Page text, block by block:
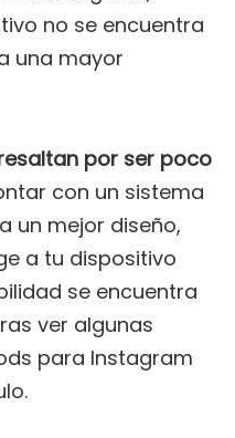
no se encuentra
una mayor
por ser poco
con un sistema
un mejor diseño,
a tu dispositivo
se encuentra
ver algunas
para Instagram